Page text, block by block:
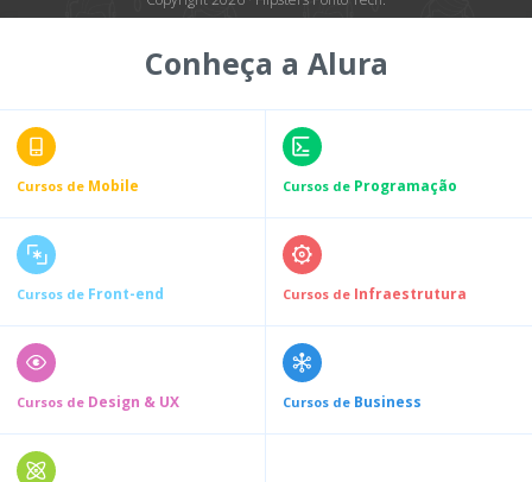
Conheça a Alura
Cursos de Mobile Cursos de Programação
Cursos de Front-end Cursos de Infraestrutura
Cursos de Design & UX Cursos de Business